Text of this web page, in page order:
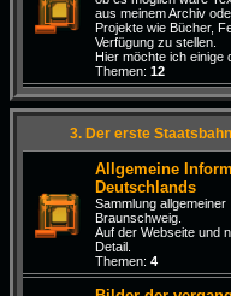
aus meinem Archiv
Projekte wie Bücher,
Verfügung zu stellen.
Hier möchte ich einige
Themen: 12
3. Der erste
Allgemeine
Deutschlands
Sammlung
Braunschweig.
Auf der Webseite und
Detail.
Themen: 4